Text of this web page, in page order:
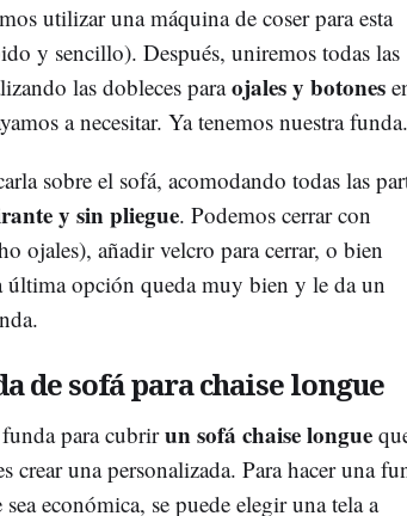
utilizar una máquina de coser para esta
y sencillo). Después, uniremos todas las
las dobleces paraojales y botones
a necesitar. Ya tenemos nuestra funda.
sobre el sofá, acomodando todas las
y sin pliegue. Podemos cerrar con
ojales), añadir velcro para cerrar, o bien
última opción queda muy bien y le da un
de sofá para chaise longue
para cubrirun sofá chaise longue
crear una personalizada. Para hacer una
económica, se puede elegir una tela a